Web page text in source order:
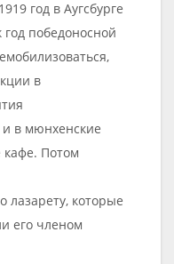
год в Аугсбурге
победоносной
в
и в мюнхенские
кафе. Потом
которые
его членом